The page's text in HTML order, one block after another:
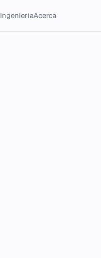
IngenieríaAcerca